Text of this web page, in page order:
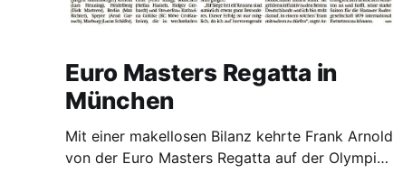
Euro Masters Regatta in
München
Mit einer makellosen Bilanz kehrte Frank Arnold
von der Euro Masters Regatta auf der Olympia-